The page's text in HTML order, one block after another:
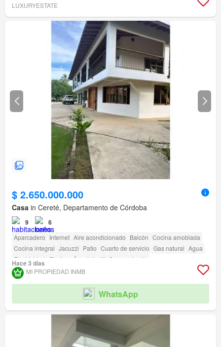
LUXURYESTATE
$ 2.650.000.000
Casa in Cereté, Departamento de Córdoba
9 6
Aparcadero Internet Aire acondicionado Balcón Cocina amoblada
Cocina integral Jacuzzi Patio Cuarto de servicio Gas natural Agua
Electricidad Piscina Área infantil Sauna Jardín
Hace 3 días
MI PROPIEDAD INMB
WhatsApp